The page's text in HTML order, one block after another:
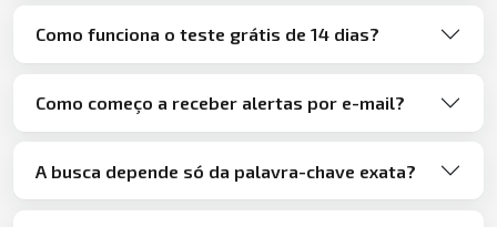
Como funciona o teste grátis de 14 dias?
Como começo a receber alertas por e-mail?
A busca depende só da palavra-chave exata?